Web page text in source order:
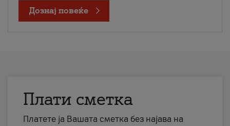
Дознај повеќе
Плати сметка
Платете ја Вашата сметка без најава на